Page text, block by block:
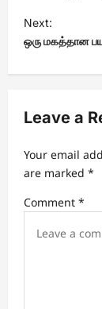
a
g
t
i
o
Next:
ஒரு மகத்தான
Leave a
Your email
are marked *
Comment *